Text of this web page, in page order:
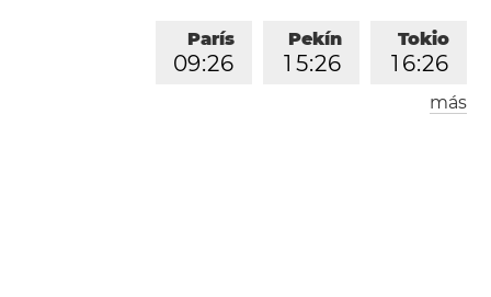
Tokio
1 6:26
Pekín
1 5:26
París
09:26
Londres
más